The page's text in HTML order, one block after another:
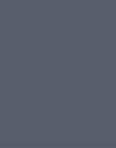
Journals”